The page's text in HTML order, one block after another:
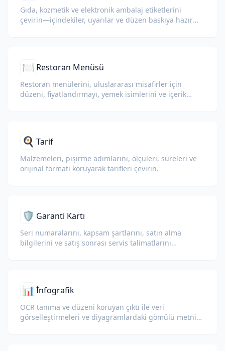
Gıda, kozmetik ve elektronik ambalaj etiketlerini
çevirin—içindekiler, uyarılar ve düzen baskıya hazır
🍽️ Restoran Menüsü
Restoran menülerini, uluslararası misafirler için
düzeni, fiyatlandırmayı, yemek isimlerini ve içerik
🍳 Tarif
Malzemeleri, pişirme adımlarını, ölçüleri, süreleri ve
orijinal formatı koruyarak tarifleri çevirin.
🛡️ Garanti Kartı
Seri numaralarını, kapsam şartlarını, satın alma
bilgilerini ve satış sonrası servis talimatlarını
📊 İnfografik
OCR tanıma ve düzeni koruyan çıktı ile veri
görselleştirmeleri ve diyagramlardaki gömülü metni